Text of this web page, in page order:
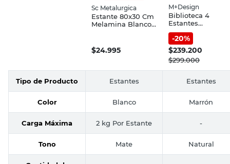
Tu producto
Sc Metalurgica
Estante 80x30 Cm
M+Design
Biblioteca 4
Estantes
140x100x35 Cm
MDF Marrón
Natural Atenea
M+Design
-20%
$239.200
$299.000
Tipo de Producto Estantes Estantes
Color Blanco Marrón
Carga Máxima 2 kg Por Estante -
Tono Mate Natural